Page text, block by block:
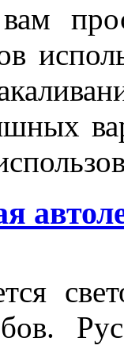
вам